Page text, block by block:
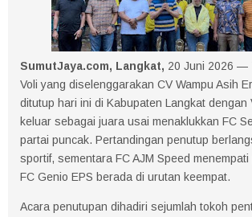
SumutJaya.com, Langkat, 20 Juni 2026 —
Voli yang diselenggarakan CV Wampu Asih
ditutup hari ini di Kabupaten Langkat dengan
keluar sebagai juara usai menaklukkan FC
partai puncak. Pertandingan penutup
sportif, sementara FC AJM Speed
FC Genio EPS berada di urutan keempat.
Acara penutupan dihadiri sejumlah tokoh